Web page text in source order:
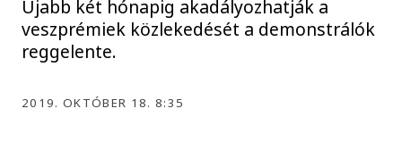
Újabb két hónapig akadályozhatják a
veszprémiek közlekedését a demonstrálók
reggelente.
2019. OKTÓBER 18. 8:35